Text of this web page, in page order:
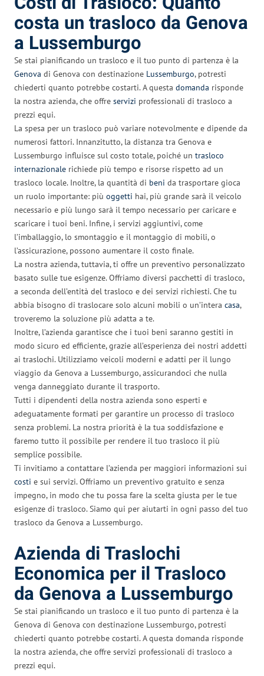
costa un trasloco da Genova
a Lussemburgo
Se stai pianificando un trasloco e il tuo punto di partenza è la
Genova di Genova con destinazione Lussemburgo, potresti
chiederti quanto potrebbe costarti. A questa domanda risponde
la nostra azienda, che offre servizi professionali di trasloco a
prezzi equi.
La spesa per un trasloco può variare notevolmente e dipende da
numerosi fattori. Innanzitutto, la distanza tra Genova e
Lussemburgo influisce sul costo totale, poiché un trasloco
internazionale richiede più tempo e risorse rispetto ad un
trasloco locale. Inoltre, la quantità di beni da trasportare gioca
un ruolo importante: più oggetti hai, più grande sarà il veicolo
necessario e più lungo sarà il tempo necessario per caricare e
scaricare i tuoi beni. Infine, i servizi aggiuntivi, come
l’imballaggio, lo smontaggio e il montaggio di mobili, o
l’assicurazione, possono aumentare il costo finale.
La nostra azienda, tuttavia, ti offre un preventivo personalizzato
basato sulle tue esigenze. Offriamo diversi pacchetti di trasloco,
a seconda dell’entità del trasloco e dei servizi richiesti. Che tu
abbia bisogno di traslocare solo alcuni mobili o un’intera casa,
troveremo la soluzione più adatta a te.
Inoltre, l’azienda garantisce che i tuoi beni saranno gestiti in
modo sicuro ed efficiente, grazie all’esperienza dei nostri addetti
ai traslochi. Utilizziamo veicoli moderni e adatti per il lungo
viaggio da Genova a Lussemburgo, assicurandoci che nulla
venga danneggiato durante il trasporto.
Tutti i dipendenti della nostra azienda sono esperti e
adeguatamente formati per garantire un processo di trasloco
senza problemi. La nostra priorità è la tua soddisfazione e
faremo tutto il possibile per rendere il tuo trasloco il più
semplice possibile.
Ti invitiamo a contattare l’azienda per maggiori informazioni sui
costi e sui servizi. Offriamo un preventivo gratuito e senza
impegno, in modo che tu possa fare la scelta giusta per le tue
esigenze di trasloco. Siamo qui per aiutarti in ogni passo del tuo
trasloco da Genova a Lussemburgo.
Azienda di Traslochi
Economica per il Trasloco
da Genova a Lussemburgo
Se stai pianificando un trasloco e il tuo punto di partenza è la
Genova di Genova con destinazione Lussemburgo, potresti
chiederti quanto potrebbe costarti. A questa domanda risponde
la nostra azienda, che offre servizi professionali di trasloco a
prezzi equi.